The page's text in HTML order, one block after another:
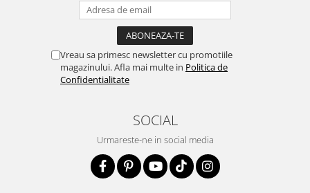
Vreau sa primesc newsletter cu promotiile
magazinului. Afla mai multe in Politica de
Confidentialitate
SOCIAL
Urmareste-ne in social media